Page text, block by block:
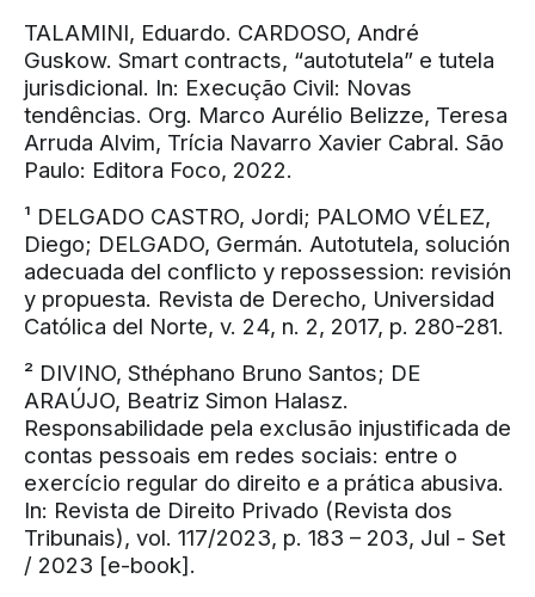
TALAMINI, Eduardo. CARDOSO, André
Guskow. Smart contracts, “autotutela” e tutela
jurisdicional. In: Execução Civil: Novas
tendências. Org. Marco Aurélio Belizze, Teresa
Arruda Alvim, Trícia Navarro Xavier Cabral. São
Paulo: Editora Foco, 2022.
¹ DELGADO CASTRO, Jordi; PALOMO VÉLEZ,
Diego; DELGADO, Germán. Autotutela, solución
adecuada del conflicto y repossession: revisión
y propuesta. Revista de Derecho, Universidad
Católica del Norte, v. 24, n. 2, 2017, p. 280-281.
² DIVINO, Sthéphano Bruno Santos; DE
ARAÚJO, Beatriz Simon Halasz.
Responsabilidade pela exclusão injustificada de
contas pessoais em redes sociais: entre o
exercício regular do direito e a prática abusiva.
In: Revista de Direito Privado (Revista dos
Tribunais), vol. 117/2023, p. 183 – 203, Jul - Set
/ 2023 [e-book].